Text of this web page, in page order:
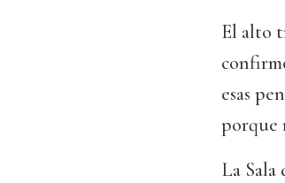
El alto
esas
porque
La